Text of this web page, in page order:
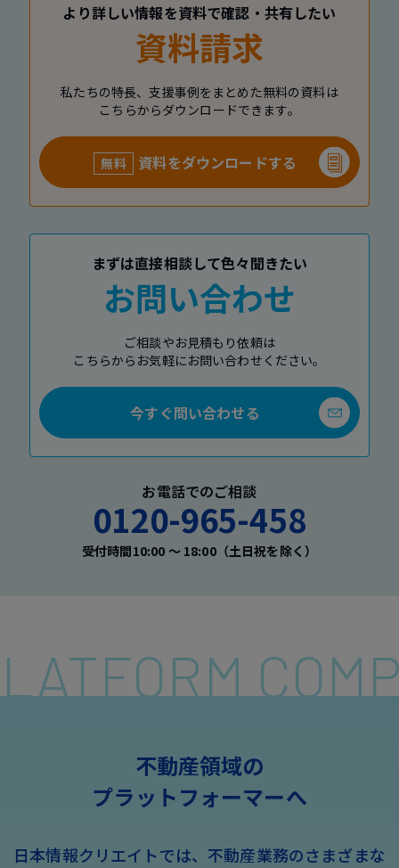
より詳しい情報を資料で確認・共有したい
資料請求
私たちの特長、支援事例をまとめた無料の資料は
こちらからダウンロードできます。
無料 資料をダウンロードする
まずは直接相談して色々聞きたい
お問い合わせ
ご相談やお見積もり依頼は
こちらからお気軽にお問い合わせください。
今すぐ問い合わせる
お電話でのご相談
0120-965-458
受付時間10:00 〜 18:00（土日祝を除く）
不動産領域の
プラットフォーマーへ
日本情報クリエイトでは、不動産業務のさまざまな